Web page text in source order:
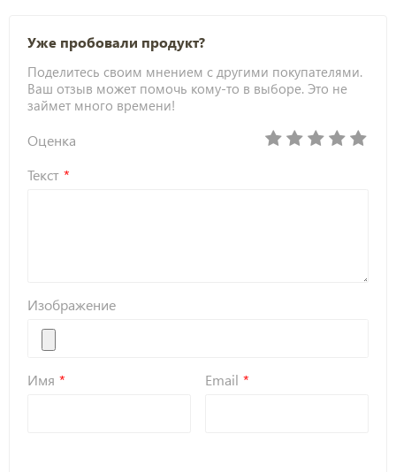
Уже пробовали продукт?
Поделитесь своим мнением с другими покупателями.
Ваш отзыв может помочь кому-то в выборе. Это не
займет много времени!
Оценка
Текст
Изображение
Имя Email